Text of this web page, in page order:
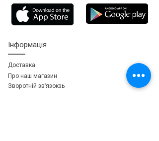
Інформація
Доставка
Про наш магазин
Зворотній зв'язокзь